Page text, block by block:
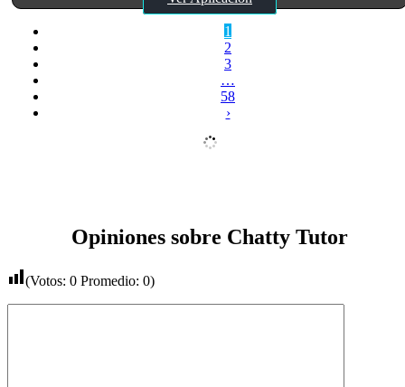
1
2
3
…
58
›
Opiniones sobre Chatty Tutor
(Votos: 0 Promedio: 0)